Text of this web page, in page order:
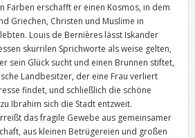
Farben erschafft er einen Kosmos, in dem
Griechen, Christen und Muslime in
Louis de Bernières lässt Iskander
skurrilen Sprichworte als weise gelten,
sein Glück sucht und einen Brunnen stiftet,
Landbesitzer, der eine Frau verliert
findet, und schließlich die schöne
Ibrahim sich die Stadt entzweit.
das fragile Gewebe aus gemeinsamer
aus kleinen Betrügereien und großen